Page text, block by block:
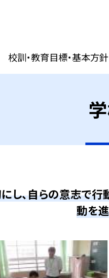
校訓・教育目標・基本方針
にし、自らの意志
動を